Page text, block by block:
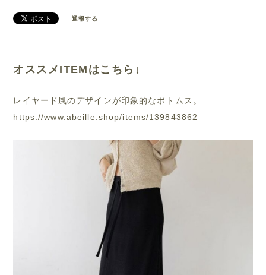
通報する
オススメITEMはこちら↓
レイヤード風のデザインが印象的なボトムス。
https://www.abeille.shop/items/139843862